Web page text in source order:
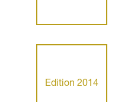
Edition 2014